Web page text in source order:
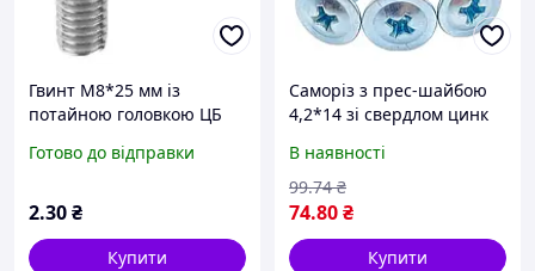
Гвинт М8*25 мм із
потайною головкою ЦБ
Готово до відправки
2.30₴
Купити
Саморіз з прес-шайбою
4,2*14 зі свердлом цинк
В наявності
74.80₴
99.74 ₴
Купити